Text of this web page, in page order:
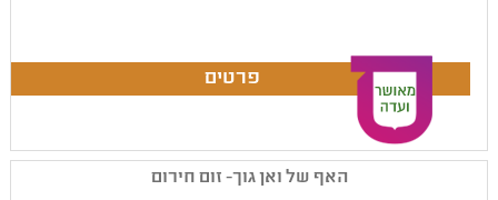
האף של ואן גוך- זום חירום